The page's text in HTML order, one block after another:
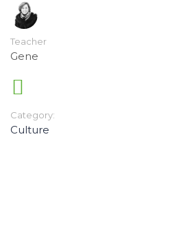
Teacher
Gene
Category:
Culture